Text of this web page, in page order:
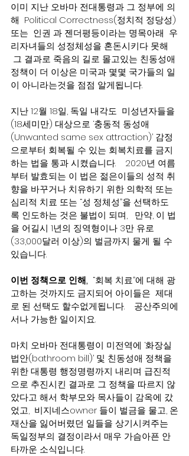
이미 지난 오바마 전대통령과 그 정부에 의
해  Political Correctness(정치적 정당성)
또는  인권 과 젠더평등이라는 명목아래  우
리자녀들의 성정체성을 혼돈시키다 못해
그 결과로 죽음의 길로 몰고있는 친동성애
정책이 더 이상은 미국과 몇몇 국가들의 일
이 아니라는것을 점점 알게됩니다.
지난 12월 18일, 독일 내각도  미성년자들을
(18세미만) 대상으로 ‘충동적 동성애
(Unwanted same sex attraction)’ 감정
으로부터 회복될 수 있는 회복치료를 금지
하는 법을 통과 시켰습니다.    2020년 여름
부터 발효되는 이 법은 젊은이들의 성적 취
향을 바꾸거나 치유하기 위한 의학적 또는
심리적 치료 또는 “성 정체성”을 선택하도
록 인도하는 것은 불법이 되며,   만약, 이 법
을 어길시 1년의 징역형이나 3만 유로
(33,000달러 이상)의 벌금까지 물게 될 수
있습니다.
이번 정책으로 인해, “회복 치료”에 대해 광
고하는 것까지도 금지되어 아이들은  제대
로 된 선택도 할수없게됩니다.    공산주의에
서나 가능한 일이지요.
마치 오바마 전대통령이 미전역에 ‘화장실
법안(bathroom bill)’ 및 친동성애 정책을
위한 대통령 행정명령까지 내리며 급진적
으로 추진시킨 결과로 그 정책을 따르지 않
았다고 해서 학부모와 목사들이 감옥에 갔
었고,  비지네스owner 들이 벌금을 물고, 온
재산을 잃어버렸던 일들을 상기시켜주는
독일정부의 결정이라서 매우 가슴아픈 안
타까운 소식입니다.